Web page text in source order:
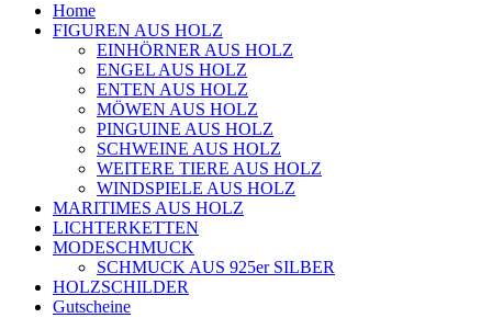
Home
FIGUREN AUS HOLZ
EINHÖRNER AUS HOLZ
ENGEL AUS HOLZ
ENTEN AUS HOLZ
MÖWEN AUS HOLZ
PINGUINE AUS HOLZ
SCHWEINE AUS HOLZ
WEITERE TIERE AUS HOLZ
WINDSPIELE AUS HOLZ
MARITIMES AUS HOLZ
LICHTERKETTEN
MODESCHMUCK
SCHMUCK AUS 925er SILBER
HOLZSCHILDER
Gutscheine